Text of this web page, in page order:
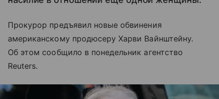
Прокурор предъявил новые обвинения
американскому продюсеру Харви Вайнштейну.
Об этом сообщило в понедельник агентство
Reuters.